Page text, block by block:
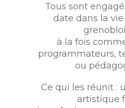
Tous sont
date dans la
à la fois
programmateurs,
ou
Ce qui les réunit :
artistique